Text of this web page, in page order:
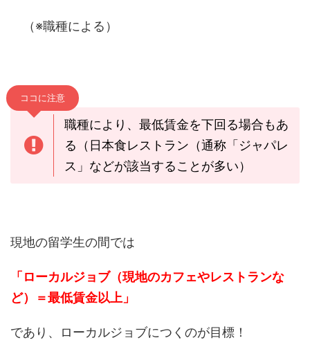
（※職種による）
ココに注意
職種により、最低賃金を下回る場合もあ
る（日本食レストラン（通称「ジャパレ
ス」などが該当することが多い）
現地の留学生の間では
「ローカルジョブ（現地のカフェやレストランな
ど）＝最低賃金以上」
であり、ローカルジョブにつくのが目標！